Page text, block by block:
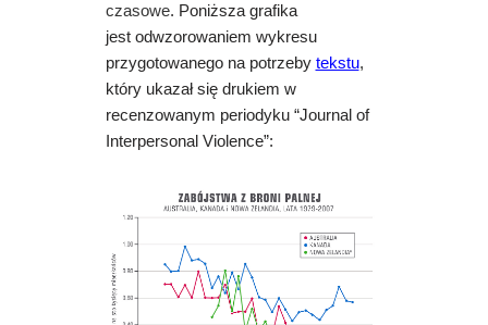
czasowe. Poniższa grafika
jest odwzorowaniem wykresu
przygotowanego na potrzeby tekstu,
który ukazał się drukiem w
recenzowanym periodyku “Journal of
Interpersonal Violence”: